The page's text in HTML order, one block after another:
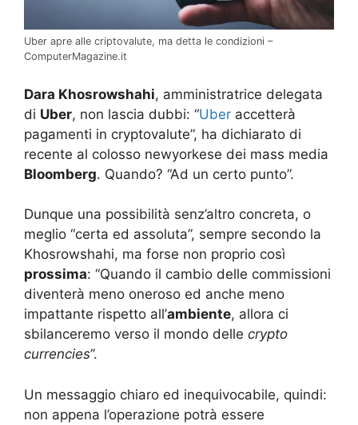
Uber apre alle criptovalute, ma detta le condizioni –
ComputerMagazine.it
Dara Khosrowshahi, amministratrice delegata
di Uber, non lascia dubbi: “Uber accetterà
pagamenti in cryptovalute”, ha dichiarato di
recente al colosso newyorkese dei mass media
Bloomberg. Quando? “Ad un certo punto”.
Dunque una possibilità senz’altro concreta, o
meglio “certa ed assoluta”, sempre secondo la
Khosrowshahi, ma forse non proprio così
prossima: “Quando il cambio delle commissioni
diventerà meno oneroso ed anche meno
impattante rispetto all’ambiente, allora ci
sbilanceremo verso il mondo delle crypto
currencies”.
Un messaggio chiaro ed inequivocabile, quindi:
non appena l’operazione potrà essere